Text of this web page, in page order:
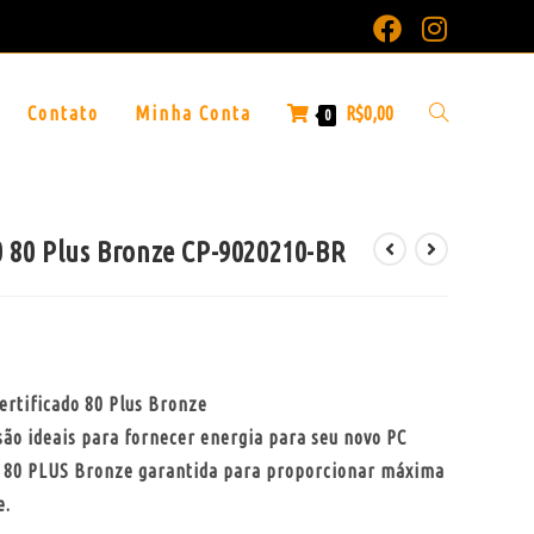
Contato Minha Conta 0 R$0,00
Plus Bronze CP-9020210-BR
80 Plus Bronze
ideais para fornecer energia para seu novo PC
PLUS Bronze garantida para proporcionar máxima